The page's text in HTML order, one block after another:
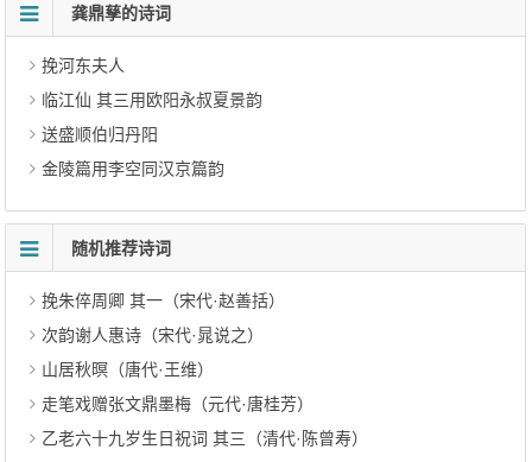
龚鼎孳的诗词
挽河东夫人
临江仙 其三用欧阳永叔夏景韵
送盛顺伯归丹阳
金陵篇用李空同汉京篇韵
随机推荐诗词
挽朱倅周卿 其一（宋代·赵善括）
次韵谢人惠诗（宋代·晁说之）
山居秋暝（唐代·王维）
走笔戏赠张文鼎墨梅（元代·唐桂芳）
乙老六十九岁生日祝词 其三（清代·陈曾寿）